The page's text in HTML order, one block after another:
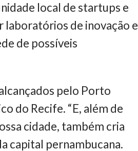
local de startups e
laboratórios de inovação e
de possíveis
pelo Porto
do Recife. “E, além de
cidade, também cria
capital pernambucana.